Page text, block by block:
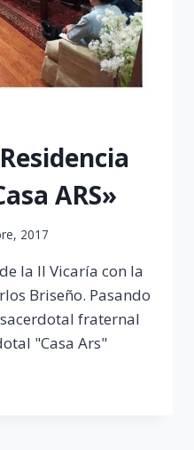
ARS»
2017
la II Vicaría con la
Briseño. Pasando
fraternal
"Casa Ars"